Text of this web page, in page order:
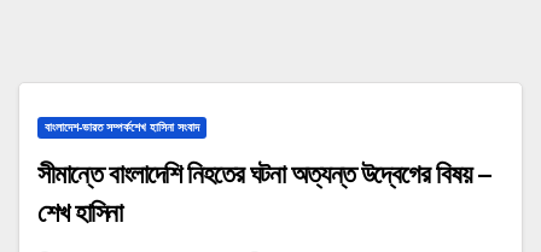
বাংলাদেশ-ভারত সম্পর্কশেখ হাসিনা সংবাদ
সীমান্তে বাংলাদেশি নিহতের ঘটনা অত্যন্ত উদ্বেগের বিষয় –
শেখ হাসিনা